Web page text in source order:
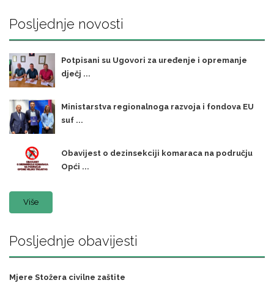
Posljednje novosti
Potpisani su Ugovori za uređenje i opremanje
dječj ...
Ministarstva regionalnoga razvoja i fondova EU
suf ...
Obavijest o dezinsekciji komaraca na području
Opći ...
Više
Posljednje obavijesti
Mjere Stožera civilne zaštite